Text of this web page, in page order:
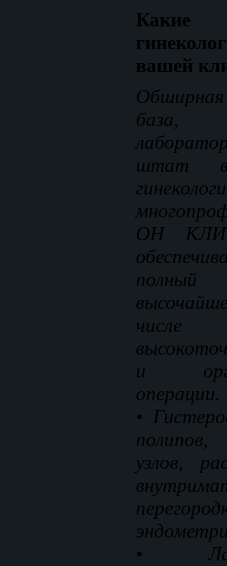
Какие
вашей
Обширная
база,
штат
ОН
полный
числе
и
операции.
•
узлов,
•